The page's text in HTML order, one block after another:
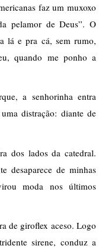
faz um muxoxo
pelamor de Deus”. O
lá e pra cá, sem rumo,
quando me ponho a
a senhorinha entra
distração: diante de
dos lados da catedral.
desaparece de minhas
moda nos últimos
de giroflex aceso. Logo
sirene, conduz a